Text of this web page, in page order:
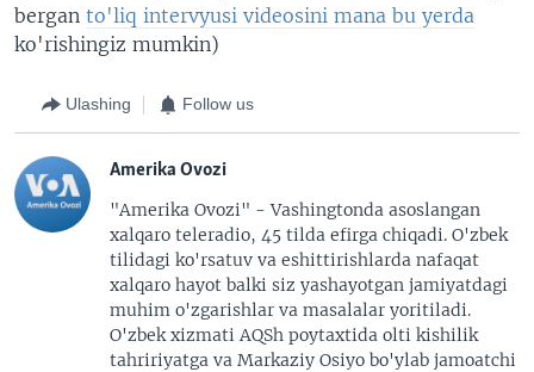
bergan to'liq intervyusi videosini mana bu yerda
ko'rishingiz mumkin)
Ulashing Follow us
Amerika Ovozi
"Amerika Ovozi" - Vashingtonda asoslangan
xalqaro teleradio, 45 tilda efirga chiqadi. O'zbek
tilidagi ko'rsatuv va eshittirishlarda nafaqat
xalqaro hayot balki siz yashayotgan jamiyatdagi
muhim o'zgarishlar va masalalar yoritiladi.
O'zbek xizmati AQSh poytaxtida olti kishilik
tahririyatga va Markaziy Osiyo bo'ylab jamoatchi